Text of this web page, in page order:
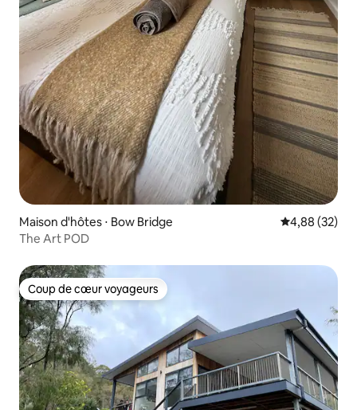
Maison d'hôtes ⋅ Bow Bridge Évaluation
4,88 (32)
The Art POD
Coup de cœur voyageurs
Coup de cœur voyageurs